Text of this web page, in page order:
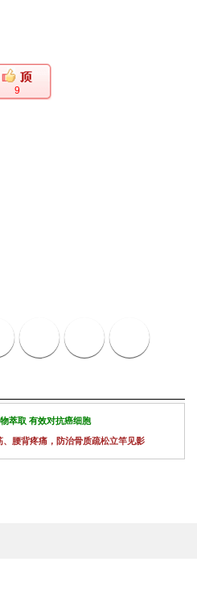
9
萃取 有效对抗癌细胞
腰背疼痛，防治骨质疏松立竿见影